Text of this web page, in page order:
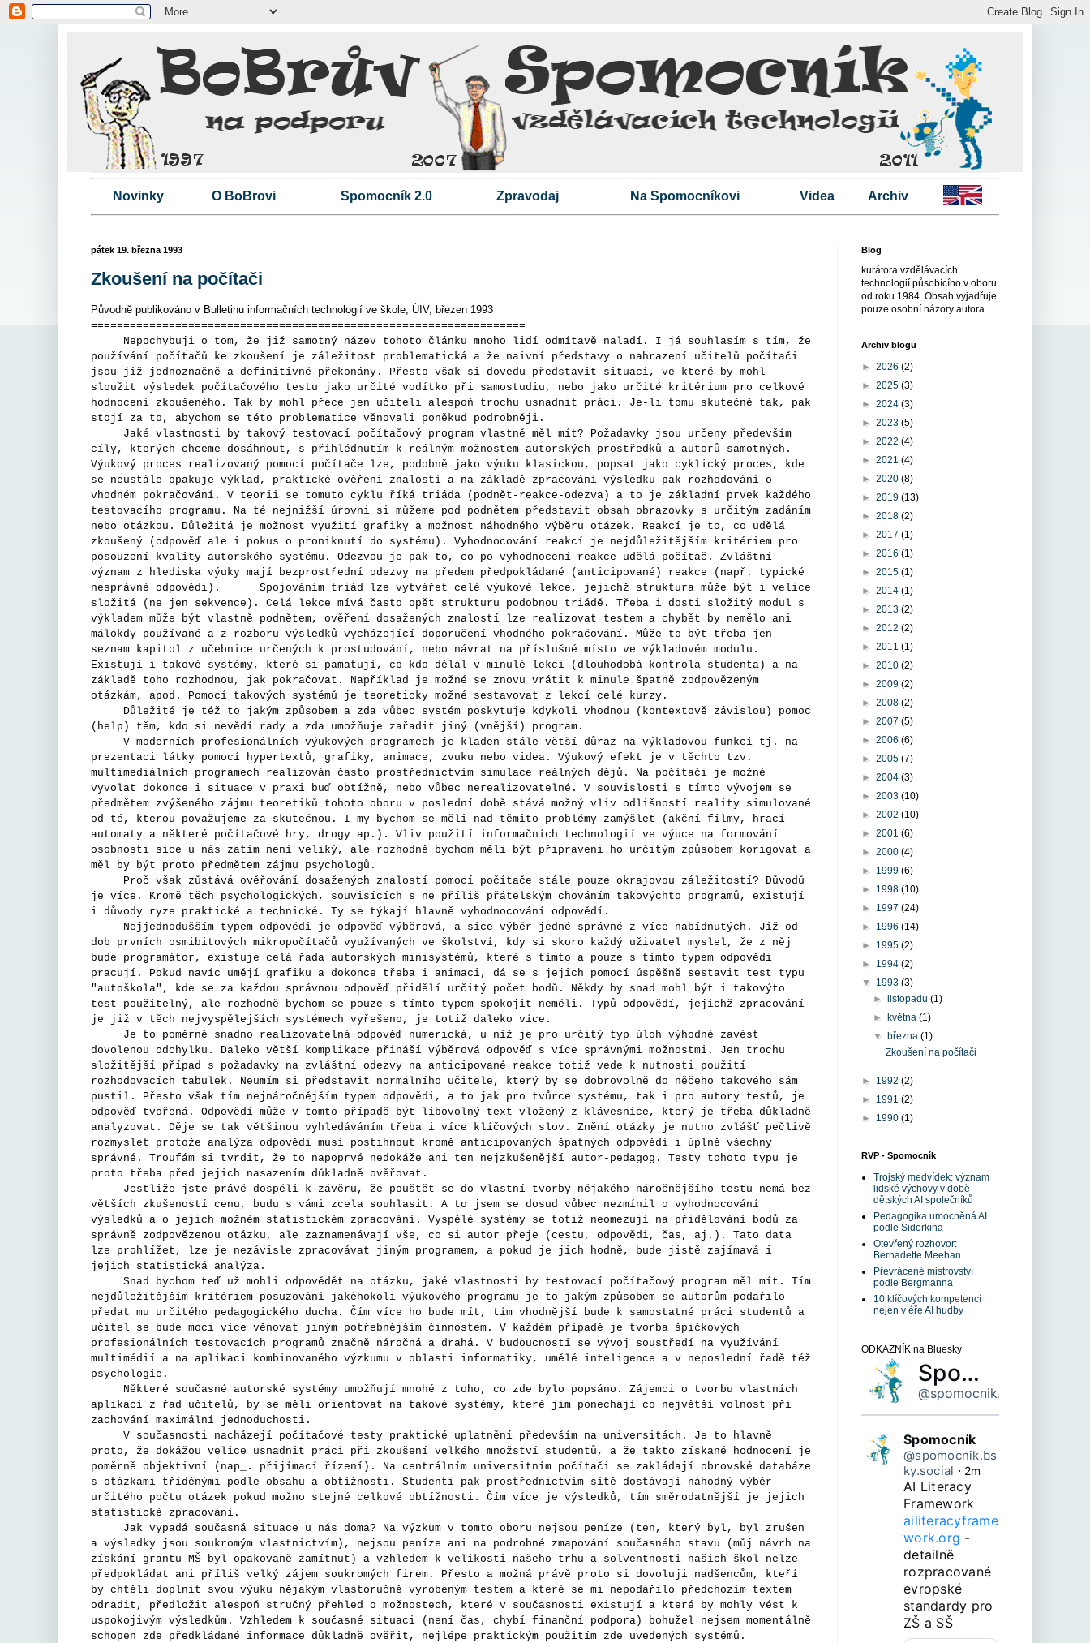
Novinky O BoBrovi Spomocník 2.0 Zpravodaj Na Spomocníkovi Videa Archiv
pátek 19. března 1993
Zkoušení na počítači
Původně publikováno v Bulletinu informačních technologií ve škole, ÚIV, březen 1993
===================================================================
Nepochybuji o tom, že již samotný název tohoto článku mnoho lidí odmítavě naladí. I já souhlasím s tím, že
používání počítačů ke zkoušení je záležitost problematická a že naivní představy o nahrazení učitelů počítači
jsou již jednoznačně a definitivně překonány. Přesto však si dovedu představit situaci, ve které by mohl
sloužit výsledek počítačového testu jako určité vodítko při samostudiu, nebo jako určité kritérium pro celkové
hodnocení zkoušeného. Tak by mohl přece jen učiteli alespoň trochu usnadnit práci. Je-li tomu skutečně tak, pak
stojí za to, abychom se této problematice věnovali poněkud podrobněji.
Jaké vlastnosti by takový testovací počítačový program vlastně měl mít? Požadavky jsou určeny především
cíly, kterých chceme dosáhnout, s přihlédnutím k reálným možnostem autorských prostředků a autorů samotných.
Výukový proces realizovaný pomocí počítače lze, podobně jako výuku klasickou, popsat jako cyklický proces, kde
se neustále opakuje výklad, praktické ověření znalostí a na základě zpracování výsledku pak rozhodování o
vhodném pokračování. V teorii se tomuto cyklu říká triáda (podnět-reakce-odezva) a to je základní prvek každého
testovacího programu. Na té nejnižší úrovni si můžeme pod podnětem představit obsah obrazovky s určitým zadáním
nebo otázkou. Důležitá je možnost využití grafiky a možnost náhodného výběru otázek. Reakcí je to, co udělá
zkoušený (odpověď ale i pokus o proniknutí do systému). Vyhodnocování reakcí je nejdůležitějším kritériem pro
posouzení kvality autorského systému. Odezvou je pak to, co po vyhodnocení reakce udělá počítač. Zvláštní
význam z hlediska výuky mají bezprostřední odezvy na předem předpokládané (anticipované) reakce (např. typické
nesprávné odpovědi). Spojováním triád lze vytvářet celé výukové lekce, jejichž struktura může být i velice
složitá (ne jen sekvence). Celá lekce mívá často opět strukturu podobnou triádě. Třeba i dosti složitý modul s
výkladem může být vlastně podnětem, ověření dosažených znalostí lze realizovat testem a chybět by nemělo ani
málokdy používané a z rozboru výsledků vycházející doporučení vhodného pokračování. Může to být třeba jen
seznam kapitol z učebnice určených k prostudování, nebo návrat na příslušné místo ve výkladovém modulu.
Existují i takové systémy, které si pamatují, co kdo dělal v minulé lekci (dlouhodobá kontrola studenta) a na
základě toho rozhodnou, jak pokračovat. Například je možné se znovu vrátit k minule špatně zodpovězeným
otázkám, apod. Pomocí takových systémů je teoreticky možné sestavovat z lekcí celé kurzy.
Důležité je též to jakým způsobem a zda vůbec systém poskytuje kdykoli vhodnou (kontextově závislou) pomoc
(help) těm, kdo si nevědí rady a zda umožňuje zařadit jiný (vnější) program.
V moderních profesionálních výukových programech je kladen stále větší důraz na výkladovou funkci tj. na
prezentaci látky pomocí hypertextů, grafiky, animace, zvuku nebo videa. Výukový efekt je v těchto tzv.
multimediálních programech realizován často prostřednictvím simulace reálných dějů. Na počítači je možné
vyvolat dokonce i situace v praxi buď obtížně, nebo vůbec nerealizovatelné. V souvislosti s tímto vývojem se
předmětem zvýšeného zájmu teoretiků tohoto oboru v poslední době stává možný vliv odlišností reality simulované
od té, kterou považujeme za skutečnou. I my bychom se měli nad těmito problémy zamýšlet (akční filmy, hrací
automaty a některé počítačové hry, drogy ap.). Vliv použití informačních technologií ve výuce na formování
osobnosti sice u nás zatím není veliký, ale rozhodně bychom měli být připraveni ho určitým způsobem korigovat a
měl by být proto předmětem zájmu psychologů.
Proč však zůstává ověřování dosažených znalostí pomocí počítače stále pouze okrajovou záležitostí? Důvodů
je více. Kromě těch psychologických, souvisících s ne příliš přátelským chováním takovýchto programů, existují
i důvody ryze praktické a technické. Ty se týkají hlavně vyhodnocování odpovědí.
Nejjednodušším typem odpovědi je odpověď výběrová, a sice výběr jedné správné z více nabídnutých. Již od
dob prvních osmibitových mikropočítačů využívaných ve školství, kdy si skoro každý uživatel myslel, že z něj
bude programátor, existuje celá řada autorských minisystémů, které s tímto a pouze s tímto typem odpovědi
pracují. Pokud navíc umějí grafiku a dokonce třeba i animaci, dá se s jejich pomocí úspěšně sestavit test typu
"autoškola", kde se za každou správnou odpověď přidělí určitý počet bodů. Někdy by snad mohl být i takovýto
test použitelný, ale rozhodně bychom se pouze s tímto typem spokojit neměli. Typů odpovědí, jejichž zpracování
je již v těch nejvyspělejších systémech vyřešeno, je totiž daleko více.
Je to poměrně snadno realizovatelná odpověď numerická, u níž je pro určitý typ úloh výhodné zavést
dovolenou odchylku. Daleko větší komplikace přináší výběrová odpověď s více správnými možnostmi. Jen trochu
složitější případ s požadavky na zvláštní odezvy na anticipované reakce totiž vede k nutnosti použití
rozhodovacích tabulek. Neumím si představit normálního učitele, který by se dobrovolně do něčeho takového sám
pustil. Přesto však tím nejnáročnějším typem odpovědi, a to jak pro tvůrce systému, tak i pro autory testů, je
odpověď tvořená. Odpovědí může v tomto případě být libovolný text vložený z klávesnice, který je třeba důkladně
analyzovat. Děje se tak většinou vyhledáváním třeba i více klíčových slov. Znění otázky je nutno zvlášť pečlivě
rozmyslet protože analýza odpovědi musí postihnout kromě anticipovaných špatných odpovědí i úplně všechny
správné. Troufám si tvrdit, že to napoprvé nedokáže ani ten nejzkušenější autor-pedagog. Testy tohoto typu je
proto třeba před jejich nasazením důkladně ověřovat.
Jestliže jste právě dospěli k závěru, že pouštět se do vlastní tvorby nějakého náročnějšího testu nemá bez
větších zkušeností cenu, budu s vámi zcela souhlasit. A to jsem se dosud vůbec nezmínil o vyhodnocování
výsledků a o jejich možném statistickém zpracování. Vyspělé systémy se totiž neomezují na přidělování bodů za
správně zodpovězenou otázku, ale zaznamenávají vše, co si autor přeje (cestu, odpovědi, čas, aj.). Tato data
lze prohlížet, lze je nezávisle zpracovávat jiným programem, a pokud je jich hodně, bude jistě zajímavá i
jejich statistická analýza.
Snad bychom teď už mohli odpovědět na otázku, jaké vlastnosti by testovací počítačový program měl mít. Tím
nejdůležitějším kritériem posuzování jakéhokoli výukového programu je to jakým způsobem se autorům podařilo
předat mu určitého pedagogického ducha. Čím více ho bude mít, tím vhodnější bude k samostatné práci studentů a
učitel se bude moci více věnovat jiným potřebnějším činnostem. V každém případě je tvorba špičkových
profesionálních testovacích programů značně náročná a drahá. V budoucnosti se vývoj soustředí na využívání
multimédií a na aplikaci kombinovaného výzkumu v oblasti informatiky, umělé inteligence a v neposlední řadě též
psychologie.
Některé současné autorské systémy umožňují mnohé z toho, co zde bylo popsáno. Zájemci o tvorbu vlastních
aplikací z řad učitelů, by se měli orientovat na takové systémy, které jim ponechají co největší volnost při
zachování maximální jednoduchosti.
V současnosti nacházejí počítačové testy praktické uplatnění především na universitách. Je to hlavně
proto, že dokážou velice usnadnit práci při zkoušení velkého množství studentů, a že takto získané hodnocení je
poměrně objektivní (nap_. přijímací řízení). Na centrálním universitním počítači se zakládají obrovské databáze
s otázkami tříděnými podle obsahu a obtížnosti. Studenti pak prostřednictvím sítě dostávají náhodný výběr
určitého počtu otázek pokud možno stejné celkové obtížnosti. Čím více je výsledků, tím směrodatnější je jejich
statistické zpracování.
Jak vypadá současná situace u nás doma? Na výzkum v tomto oboru nejsou peníze (ten, který byl, byl zrušen
a výsledky jsou soukromým vlastnictvím), nejsou peníze ani na podrobné zmapování současného stavu (můj návrh na
získání grantu MŠ byl opakovaně zamítnut) a vzhledem k velikosti našeho trhu a solventnosti našich škol nelze
předpokládat ani příliš velký zájem soukromých firem. Přesto a možná právě proto si dovoluji nadšencům, kteří
by chtěli doplnit svou výuku nějakým vlastoručně vyrobeným testem a které se mi nepodařilo předchozím textem
odradit, předložit alespoň stručný přehled o možnostech, které v současnosti existují a které by mohly vést k
uspokojivým výsledkům. Vzhledem k současné situaci (není čas, chybí finanční podpora) bohužel nejsem momentálně
schopen zde předkládané informace důkladně ověřit, nejlépe praktickým použitím zde uvedených systémů.
Blog
kurátora vzdělávacích
technologií působícího v oboru
od roku 1984. Obsah vyjadřuje
pouze osobní názory autora.
Archiv blogu
► 2026 (2)
► 2025 (3)
► 2024 (3)
► 2023 (5)
► 2022 (4)
► 2021 (4)
► 2020 (8)
► 2019 (13)
► 2018 (2)
► 2017 (1)
► 2016 (1)
► 2015 (1)
► 2014 (1)
► 2013 (2)
► 2012 (2)
► 2011 (1)
► 2010 (2)
► 2009 (2)
► 2008 (2)
► 2007 (5)
► 2006 (6)
► 2005 (7)
► 2004 (3)
► 2003 (10)
► 2002 (10)
► 2001 (6)
► 2000 (4)
► 1999 (6)
► 1998 (10)
► 1997 (24)
► 1996 (14)
► 1995 (2)
► 1994 (2)
▼ 1993 (3)
►
listopadu(1)
► května(1)
▼ března(1)
Zkoušení na počítači
► 1992 (2)
► 1991 (2)
► 1990 (1)
RVP - Spomocník
Trojský medvídek: význam
lidské výchovy v době
dětských AI společníků
Pedagogika umocněná AI
podle Sidorkina
Otevřený rozhovor:
Bernadette Meehan
Převrácené mistrovství
podle Bergmanna
10 klíčových kompetencí
nejen v éře AI hudby
ODKAZNÍK na Bluesky
Spomocník
@spomocnik.bsky.social
Spomocník
@spomocnik.bs
ky.social ⋅ 2m
AI Literacy
ailiteracyframe
work.org -
detailně
rozpracované
evropské
standardy pro
ZŠ a SŠ